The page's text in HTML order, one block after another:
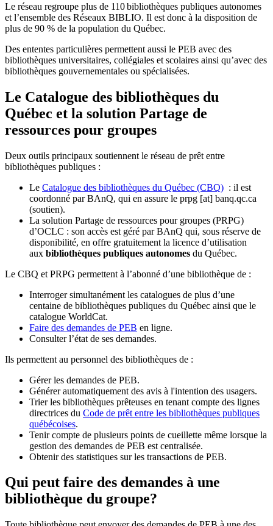
Le réseau regroupe plus de 110bibliothèques publiques autonomes
et l’ensemble des Réseaux BIBLIO. Il est donc à la disposition de
plus de 90 % de la population du Québec.
Des ententes particulières permettent aussi le PEB avec des
bibliothèques universitaires, collégiales et scolaires ainsi qu’avec des
bibliothèques gouvernementales ou spécialisées.
Le Catalogue des bibliothèques du
Québec et la solution Partage de
ressources pour groupes
Deux outils principaux soutiennent le réseau de prêt entre
bibliothèques publiques :
Le Catalogue des bibliothèques du Québec (CBQ) : il est
coordonné par BAnQ, qui en assure le prpg [at] banq.qc.ca
(soutien).
La solution Partage de ressources pour groupes (PRPG)
d’OCLC : son accès est géré par BAnQ qui, sous réserve de
disponibilité, en offre gratuitement la licence d’utilisation
aux bibliothèques publiques autonomes du Québec.
Le CBQ et PRPG permettent à l’abonné d’une bibliothèque de :
Interroger simultanément les catalogues de plus d’une
centaine de bibliothèques publiques du Québec ainsi que le
catalogue WorldCat.
Faire des demandes de PEB en ligne.
Consulter l’état de ses demandes.
Ils permettent au personnel des bibliothèques de :
Gérer les demandes de PEB.
Générer automatiquement des avis à l'intention des usagers.
Trier les bibliothèques prêteuses en tenant compte des lignes
directrices du Code de prêt entre les bibliothèques publiques
québécoises.
Tenir compte de plusieurs points de cueillette même lorsque la
gestion des demandes de PEB est centralisée.
Obtenir des statistiques sur les transactions de PEB.
Qui peut faire des demandes à une
bibliothèque du groupe?